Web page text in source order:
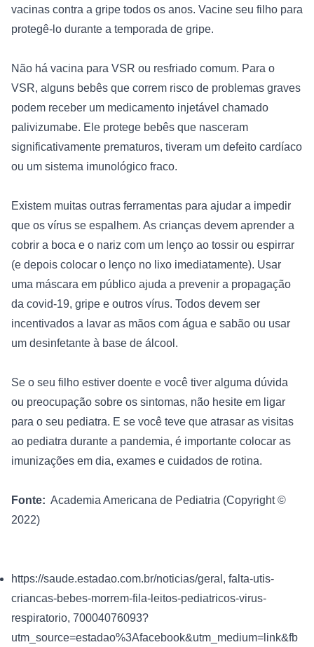
vacinas contra a gripe todos os anos. Vacine seu filho para
protegê-lo durante a temporada de gripe.
Não há vacina para VSR ou resfriado comum. Para o
VSR, alguns bebês que correm risco de problemas graves
podem receber um medicamento injetável chamado
palivizumabe. Ele protege bebês que nasceram
significativamente prematuros, tiveram um defeito cardíaco
ou um sistema imunológico fraco.
Existem muitas outras ferramentas para ajudar a impedir
que os vírus se espalhem. As crianças devem aprender a
cobrir a boca e o nariz com um lenço ao tossir ou espirrar
(e depois colocar o lenço no lixo imediatamente). Usar
uma máscara em público ajuda a prevenir a propagação
da covid-19, gripe e outros vírus. Todos devem ser
incentivados a lavar as mãos com água e sabão ou usar
um desinfetante à base de álcool.
Se o seu filho estiver doente e você tiver alguma dúvida
ou preocupação sobre os sintomas, não hesite em ligar
para o seu pediatra. E se você teve que atrasar as visitas
ao pediatra durante a pandemia, é importante colocar as
imunizações em dia, exames e cuidados de rotina.
Fonte: Academia Americana de Pediatria (Copyright ©
https://saude.estadao.com.br/noticias/geral, falta-utis-
criancas-bebes-morrem-fila-leitos-pediatricos-virus-
respiratorio, 70004076093?
utm_source=estadao%3Afacebook&utm_medium=link&fb